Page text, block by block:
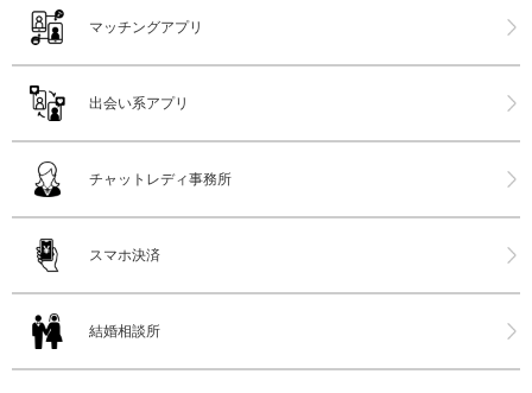
マッチングアプリ
出会い系アプリ
チャットレディ事務所
スマホ決済
結婚相談所